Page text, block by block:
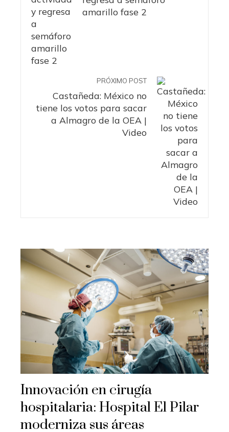
amarillo fase 2
PRÓXIMO POST
Castañeda: México no
tiene los votos para sacar
a Almagro de la OEA |
Video
Innovación en cirugía
hospitalaria: Hospital El Pilar
moderniza sus áreas